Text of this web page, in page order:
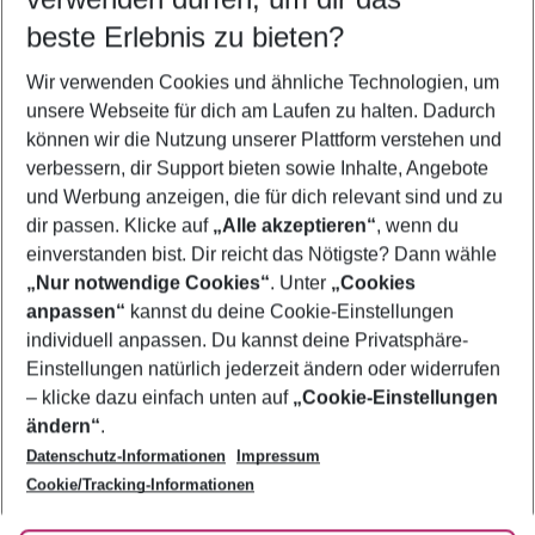
5-8 Nächte
2 Erwachsene Keine Kinder
Mehr Filter anzeigen
Footer
Footer navigation
Über uns
AGB
Bestpreisgarantie
Cookie-Einstellungen ändern
Cookie-Richtlinie
Agenturbetreuung
Barrierefreies Reisen
Folge uns
beste Erlebnis zu bieten?
Wir verwenden Cookies und ähnliche Technologien, um
unsere Webseite für dich am Laufen zu halten. Dadurch
können wir die Nutzung unserer Plattform verstehen und
verbessern, dir Support bieten sowie Inhalte, Angebote
und Werbung anzeigen, die für dich relevant sind und zu
dir passen. Klicke auf „Alle akzeptieren“, wenn du
einverstanden bist. Dir reicht das Nötigste? Dann wähle
„Nur notwendige Cookies“. Unter „Cookies
anpassen“ kannst du deine Cookie-Einstellungen
individuell anpassen. Du kannst deine Privatsphäre-
Einstellungen natürlich jederzeit ändern oder widerrufen
– klicke dazu einfach unten auf „Cookie-Einstellungen
ändern“.
Datenschutz-Informationen
Impressum
Cookie/Tracking-Informationen